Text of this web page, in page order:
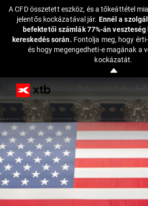
A CFD összetett eszköz, és a tőkeáttétel
jelentős kockázatával jár. Ennél a
befektetői számlák 77%-án veszteség
kereskedés során. Fontolja meg, hogy
és hogy megengedheti-e magának a
kockázatát.